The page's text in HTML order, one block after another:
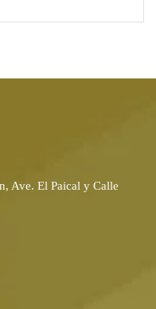
Ave. El Paical y Calle